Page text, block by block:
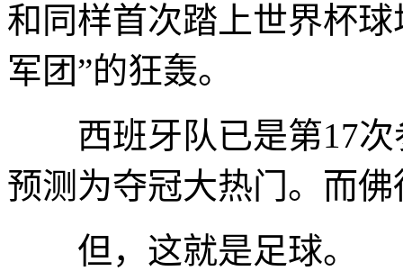
和同样首次踏上世界杯
军团”的狂轰。
西班牙队已是第17次
预测为夺冠大热门。而
但，这就是足球。